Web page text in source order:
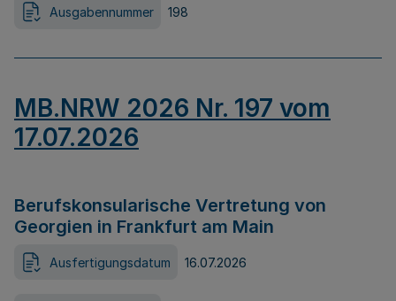
Ausgabennummer 198
MB.NRW 2026 Nr. 197 vom
17.07.2026
Berufskonsularische Vertretung von
Georgien in Frankfurt am Main
Ausfertigungsdatum 16.07.2026